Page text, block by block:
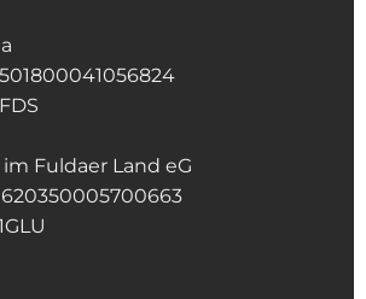
Fuldaer Land eG